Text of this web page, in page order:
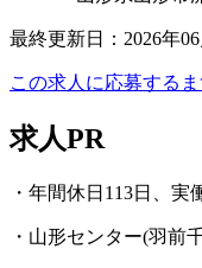
最終更新日 ： 2026年
この求人に応募する
求人PR
・年間休日113日、
・山形センター(羽前